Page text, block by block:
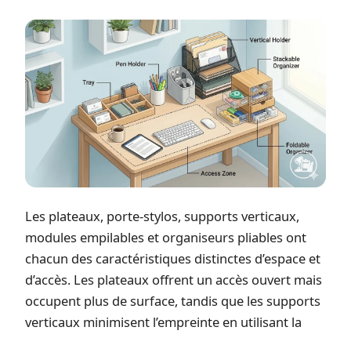
Les plateaux, porte-stylos, supports verticaux,
modules empilables et organiseurs pliables ont
chacun des caractéristiques distinctes d’espace et
d’accès. Les plateaux offrent un accès ouvert mais
occupent plus de surface, tandis que les supports
verticaux minimisent l’empreinte en utilisant la